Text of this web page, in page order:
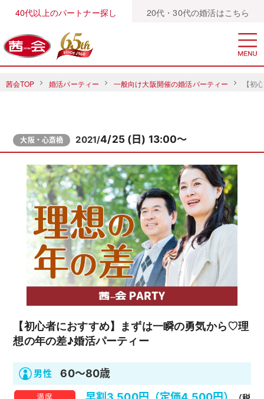
40代以上のパートナー探し 20代・30代の婚活はこちら
茜会TOP 婚活パーティー 一般向け大阪開催の婚活パーティー 【初
大阪・心斎橋 2021/4/25 (日) 13:00～
【初心者におすすめ】まずは一瞬の勇気から♡理
想の年の差♪婚活パーティー
60～80歳
満席